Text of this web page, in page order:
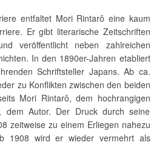
entfaltet Mori Rintarô eine kaum
Er gibt literarische Zeitschriften
veröffentlicht neben zahlreichen
In den 1890er-Jahren etabliert
Schriftsteller Japans. Ab ca.
zu Konflikten zwischen den beiden
Mori Rintarô, dem hochrangigen
dem Autor. Der Druck durch seine
zeitweise zu einem Erliegen nahezu
1908 wird er wieder vermehrt als